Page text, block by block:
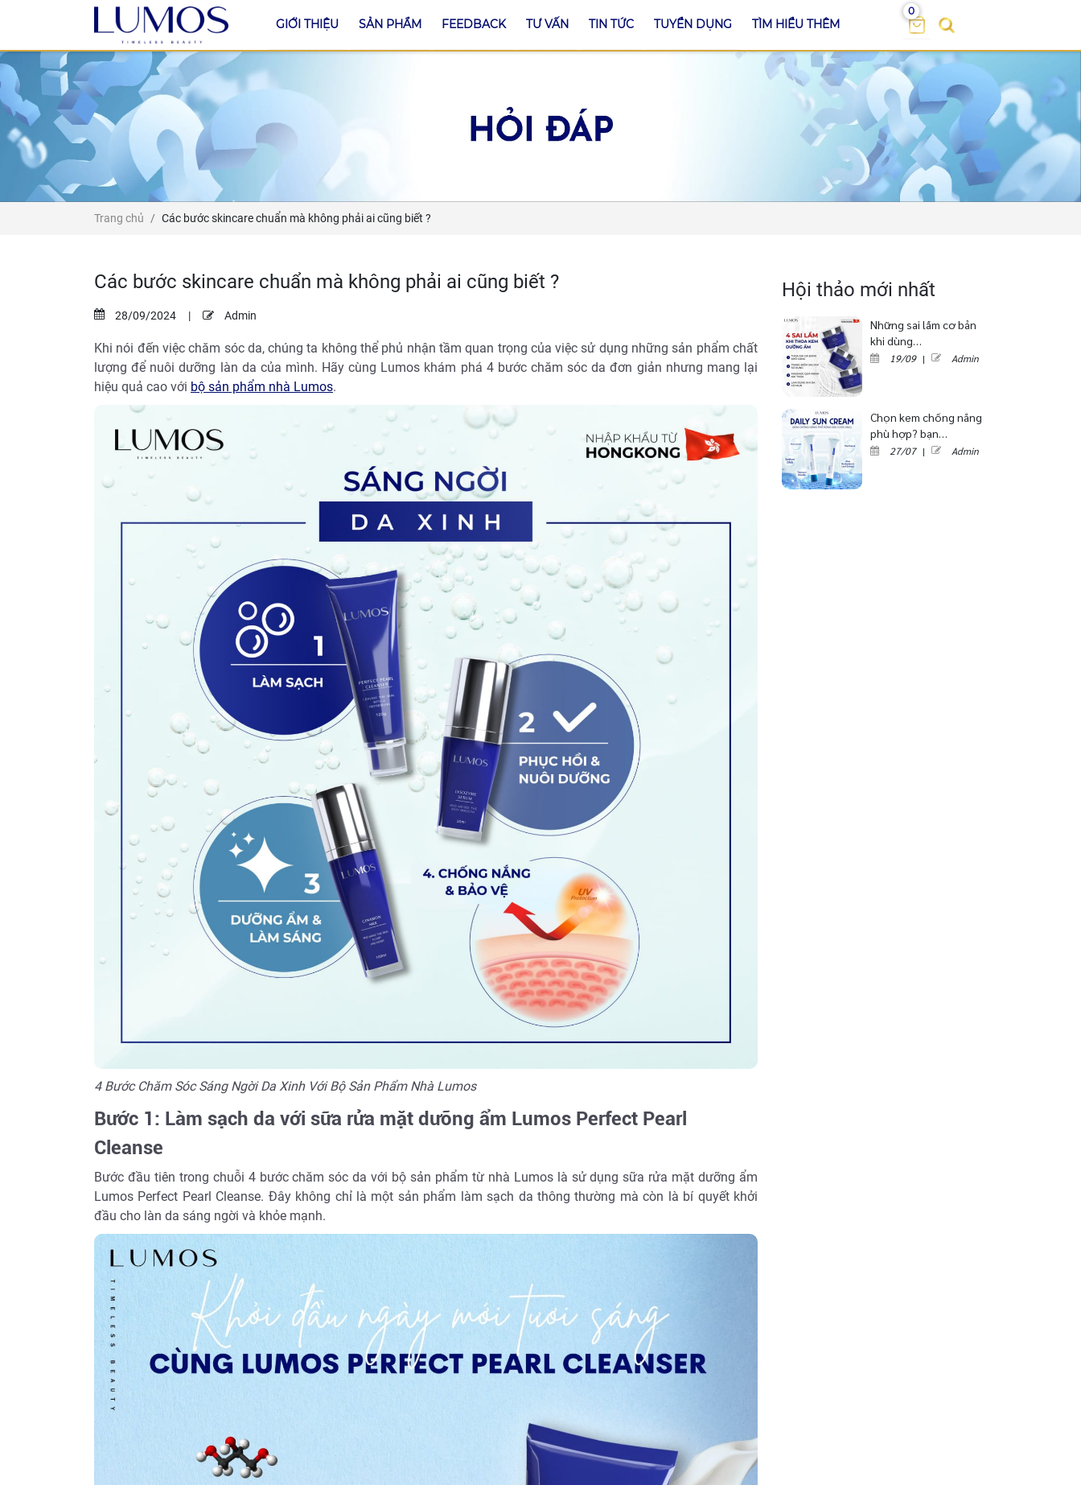
GIỚI THIỆU SẢN PHẨM FEEDBACK TƯ VẤN TIN TỨC TUYỂN DỤNG TÌM HIỂU THÊM
0
Trang chủ Các bước skincare chuẩn mà không phải ai cũng biết ?
Các bước skincare chuẩn mà không phải ai cũng biết ?
28/09/2024 | Admin
Khi nói đến việc chăm sóc da, chúng ta không thể phủ nhận tầm quan trọng của việc sử dụng những sản phẩm chất
lượng để nuôi dưỡng làn da của mình. Hãy cùng Lumos khám phá 4 bước chăm sóc da đơn giản nhưng mang lại
hiệu quả cao với bộ sản phẩm nhà Lumos.
4 Bước Chăm Sóc Sáng Ngời Da Xinh Với Bộ Sản Phẩm Nhà Lumos
Bước 1: Làm sạch da với sữa rửa mặt dưỡng ẩm Lumos Perfect Pearl
Cleanse
Bước đầu tiên trong chuỗi 4 bước chăm sóc da với bộ sản phẩm từ nhà Lumos là sử dụng sữa rửa mặt dưỡng ẩm
Lumos Perfect Pearl Cleanse. Đây không chỉ là một sản phẩm làm sạch da thông thường mà còn là bí quyết khởi
đầu cho làn da sáng ngời và khỏe mạnh.
Hội thảo mới nhất
Những sai lầm cơ bản
khi dùng…
19/09 | Admin
Chọn kem chống nắng
phù hợp? bạn…
27/07 | Admin